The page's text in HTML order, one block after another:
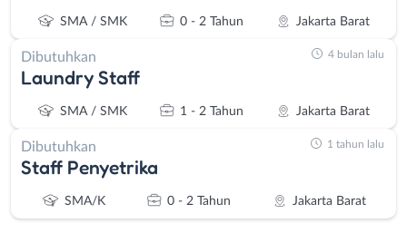
SMA / SMK 0 - 2 Tahun Jakarta Barat
Dibutuhkan
Laundry Staff
SMA / SMK 1 - 2 Tahun Jakarta Barat
4 bulan lalu
Dibutuhkan
Staff Penyetrika
SMA/K 0 - 2 Tahun Jakarta Barat
1 tahun lalu